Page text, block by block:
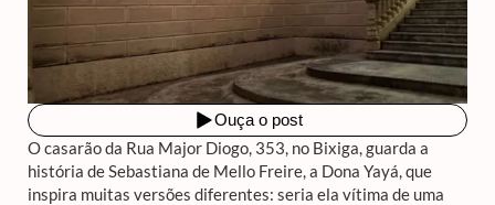
O casarão da Rua Major Diogo, 353, no Bixiga, guarda a
história de Sebastiana de Mello Freire, a Dona Yayá, que
inspira muitas versões diferentes: seria ela vítima de uma